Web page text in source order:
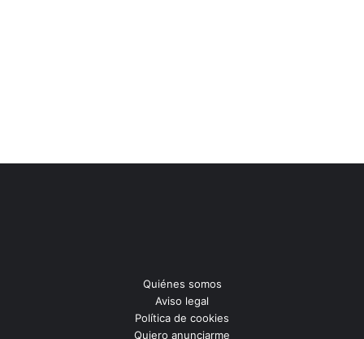
Quiénes somos
Aviso legal
Política de cookies
Quiero anunciarme